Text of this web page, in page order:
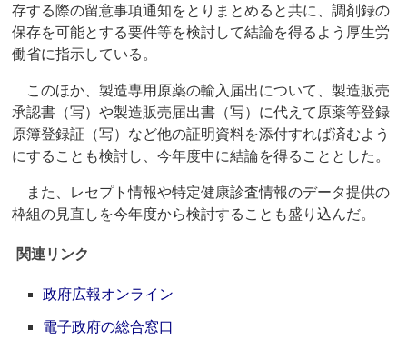
存する際の留意事項通知をとりまとめると共に、調剤録の
保存を可能とする要件等を検討して結論を得るよう厚生労
働省に指示している。
このほか、製造専用原薬の輸入届出について、製造販売
承認書（写）や製造販売届出書（写）に代えて原薬等登録
原簿登録証（写）など他の証明資料を添付すれば済むよう
にすることも検討し、今年度中に結論を得ることとした。
また、レセプト情報や特定健康診査情報のデータ提供の
枠組の見直しを今年度から検討することも盛り込んだ。
関連リンク
政府広報オンライン
電子政府の総合窓口